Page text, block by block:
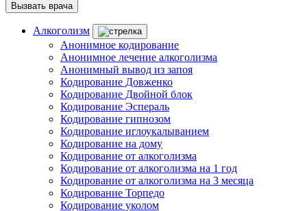
Вызвать врача
Алкоголизм
Анонимное кодирование
Анонимное лечение алкоголизма
Анонимный вывод из запоя
Кодирование Довженко
Кодирование Двойной блок
Кодирование Эспераль
Кодирование гипнозом
Кодирование иглоукалыванием
Кодирование на дому
Кодирование от алкоголизма
Кодирование от алкоголизма на 1 год
Кодирование от алкоголизма на 3 месяца
Кодирование Торпедо
Кодирование уколом